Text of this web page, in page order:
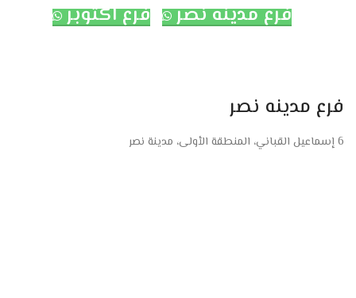
فرع مدينه نصر
فرع اكتوبر
فرع مدينه نصر
6 إسماعيل القباني، المنطقة الأولى، مدينة نصر